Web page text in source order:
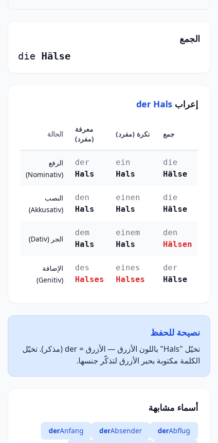
الجمع
die Hälse
إعراب der Hals
الحالة
معرفة
(مفرد)
نكرة (مفرد) جمع
الرفع
(Nominativ)
der
Hals
ein
Hals
die
Hälse
النصب
(Akkusativ)
den
Hals
einen
Hals
die
Hälse
الجر (Dativ)
dem
Hals
einem
Hals
den
Hälsen
الإضافة
(Genitiv)
des
Halses
eines
Halses
der
Hälse
نصيحة للحفظ
تخيّل "Hals" باللون الأزرق — الأزرق = der (مذكر). تخيّل
الكلمة مكتوبة بحبر الأزرق لتذكّر جنسها.
أسماء مشابهة
derAbflug
derAbsender
derAnfang